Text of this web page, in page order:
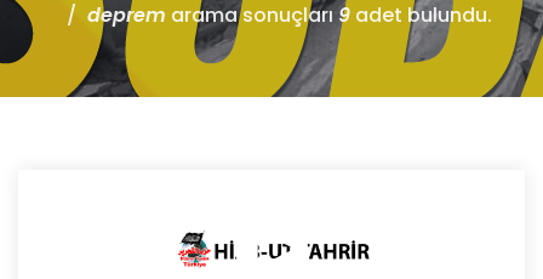
deprem arama sonuçları 9 adet bulundu.